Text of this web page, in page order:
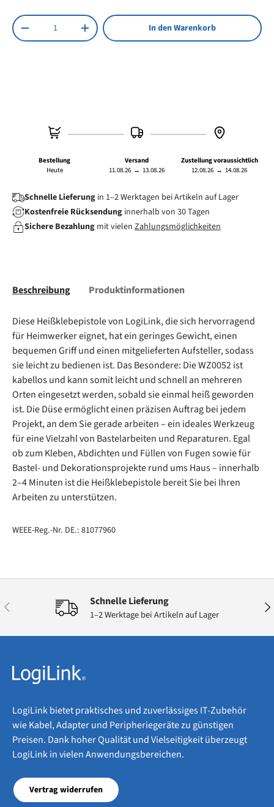
Anzahl
Menge verringernMenge erhöhen In den Warenkorb
Bestellung
Heute
Versand
11.08.26 → 13.08.26
Zustellung voraussichtlich
12.08.26 → 14.08.26
Schnelle Lieferung in 1–2 Werktagen bei Artikeln auf Lager
Kostenfreie Rücksendung innerhalb von 30 Tagen
Sichere Bezahlung mit vielen Zahlungsmöglichkeiten
Beschreibung Produktinformationen
Diese Heißklebepistole von LogiLink, die sich hervorragend
für Heimwerker eignet, hat ein geringes Gewicht, einen
bequemen Griff und einen mitgelieferten Aufsteller, sodass
sie leicht zu bedienen ist. Das Besondere: Die WZ0052 ist
kabellos und kann somit leicht und schnell an mehreren
Orten eingesetzt werden, sobald sie einmal heiß geworden
ist. Die Düse ermöglicht einen präzisen Auftrag bei jedem
Projekt, an dem Sie gerade arbeiten – ein ideales Werkzeug
für eine Vielzahl von Bastelarbeiten und Reparaturen. Egal
ob zum Kleben, Abdichten und Füllen von Fugen sowie für
Bastel- und Dekorationsprojekte rund ums Haus – innerhalb
2–4 Minuten ist die Heißklebepistole bereit Sie bei Ihren
Arbeiten zu unterstützen.
WEEE-Reg.-Nr. DE.: 81077960
Vorherige Schnelle Lieferung
1–2 Werktage bei Artikeln auf Lager
LogiLink bietet praktisches und zuverlässiges IT-Zubehör
wie Kabel, Adapter und Peripheriegeräte zu günstigen
Preisen. Dank hoher Qualität und Vielseitigkeit überzeugt
LogiLink in vielen Anwendungsbereichen.
Vertrag widerrufen